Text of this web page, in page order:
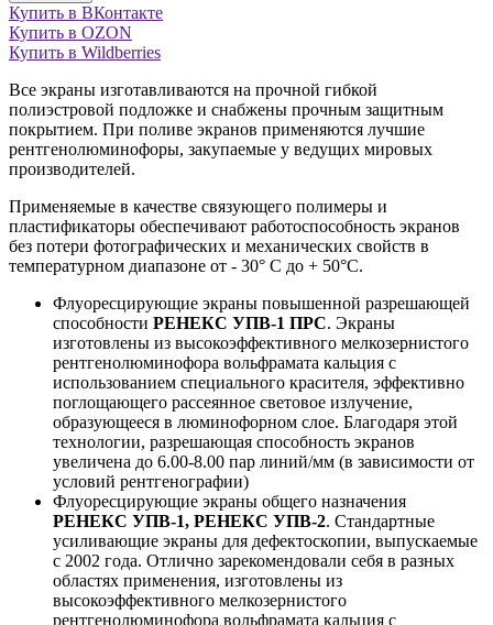
Купить в ВКонтакте
Купить в OZON
Купить в Wildberries
Все экраны изготавливаются на прочной гибкой
полиэстровой подложке и снабжены прочным защитным
покрытием. При поливе экранов применяются лучшие
рентгенолюминофоры, закупаемые у ведущих мировых
производителей.
Применяемые в качестве связующего полимеры и
пластификаторы обеспечивают работоспособность экранов
без потери фотографических и механических свойств в
температурном диапазоне от - 30° С до + 50°С.
Флуоресцирующие экраны повышенной разрешающей
способности РЕНЕКС УПВ-1 ПРС. Экраны
изготовлены из высокоэффективного мелкозернистого
рентгенолюминофора вольфрамата кальция с
использованием специального красителя, эффективно
поглощающего рассеянное световое излучение,
образующееся в люминофорном слое. Благодаря этой
технологии, разрешающая способность экранов
увеличена до 6.00-8.00 пар линий/мм (в зависимости от
условий рентгенографии)
Флуоресцирующие экраны общего назначения
РЕНЕКС УПВ-1, РЕНЕКС УПВ-2. Стандартные
усиливающие экраны для дефектоскопии, выпускаемые
с 2002 года. Отлично зарекомендовали себя в разных
областях применения, изготовлены из
высокоэффективного мелкозернистого
рентгенолюминофора вольфрамата кальция с